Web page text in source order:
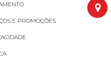
E PROMOÇÕES